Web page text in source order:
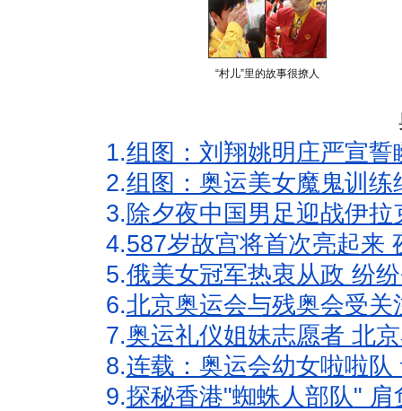
“村儿”里的故事很撩人
1.组图：刘翔姚明庄严宣
2.组图：奥运美女魔鬼训
3. 除夕夜中国男足迎战伊
4.587岁故宫将首次亮起来
5.俄美女冠军热衷从政 纷
6.北京奥运会与残奥会受
7.奥运礼仪姐妹志愿者 北
8.连载：奥运会幼女啦啦
9.探秘香港"蜘蛛人部队"